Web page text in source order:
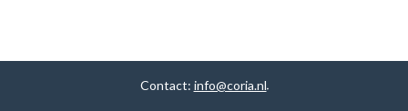
Contact: info@coria.nl.